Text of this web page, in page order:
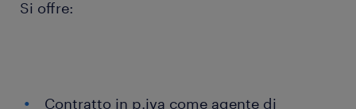
Si offre:
Contratto in p.iva come agente di